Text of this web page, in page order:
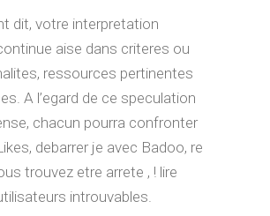
dit, votre interpretation
aise dans criteres ou
ressources pertinentes
A l’egard de ce speculation
chacun pourra confronter
debarrer je avec Badoo, re
trouvez etre arrete , ! lire
introuvables.